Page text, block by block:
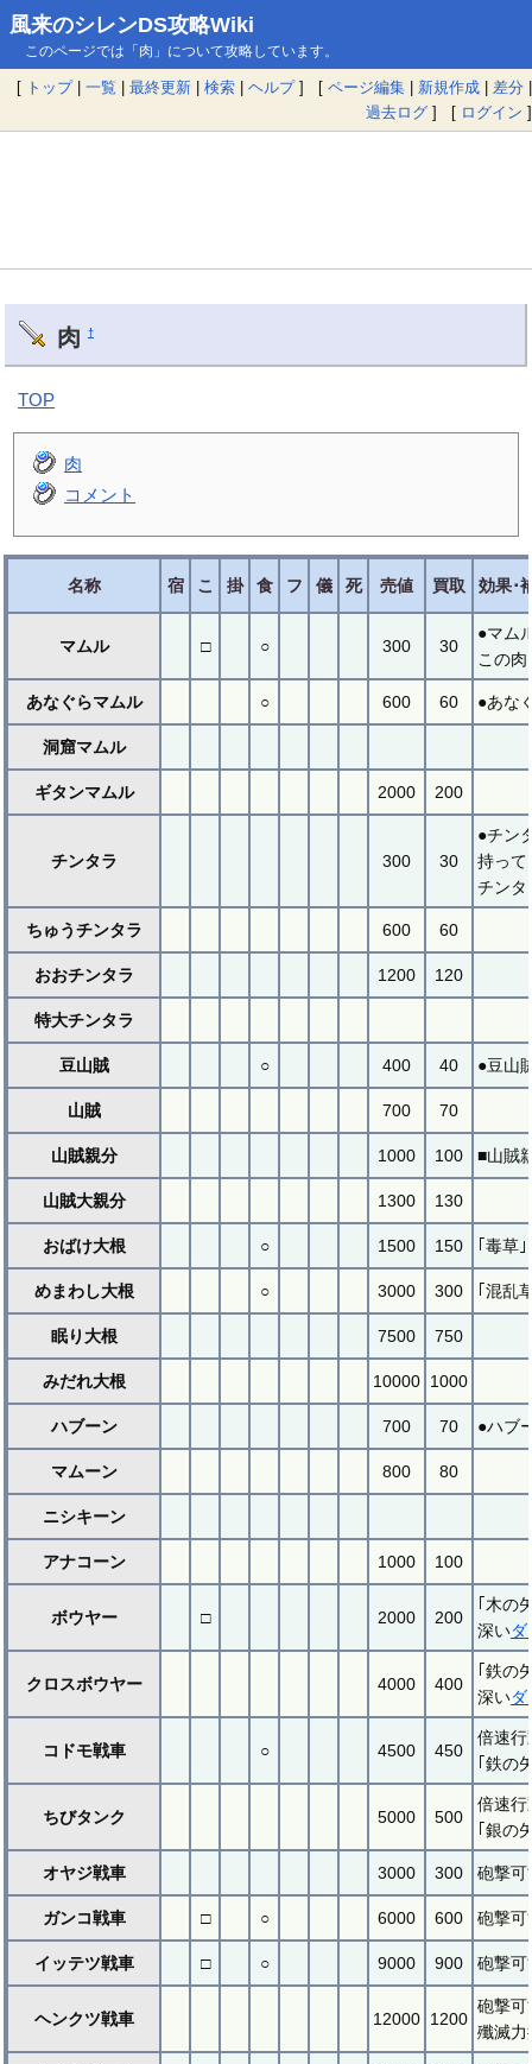
風来のシレンDS攻略Wiki
このページでは「肉」について攻略しています。
[ トップ| 一覧 | 最終更新 | 検索 | ヘルプ] [ ページ編集 | 新規作成 | 差分 |
過去ログ ] [ ログイン ]
肉 †
TOP
肉
コメント
名称 宿 こ 掛 食 フ 儀 死 売値 買取 効果･
マムル □ ○ 300 30
●マム
この
あなぐらマムル ○ 600 60 ●あな
洞窟マムル
ギタンマムル 2000 200
チンタラ 300 30
●チン
持って
チンタ
ちゅうチンタラ 600 60
おおチンタラ 1200 120
特大チンタラ
豆山賊 ○ 400 40 ●豆山
山賊 700 70
山賊親分 1000 100 ■山賊
山賊大親分 1300 130
おばけ大根 ○ 1500 150 ｢毒草
めまわし大根 ○ 3000 300 ｢混乱
眠り大根 7500 750
みだれ大根 10000 1000
ハブーン 700 70 ●ハブ
マムーン 800 80
ニシキーン
アナコーン 1000 100
ボウヤー □ 2000 200
｢木の
深いダ
クロスボウヤー 4000 400
｢鉄の
深いダ
コドモ戦車 ○ 4500 450
倍速行
｢鉄の
ちびタンク 5000 500
倍速行
｢銀の
オヤジ戦車 3000 300 砲撃可
ガンコ戦車 □ ○ 6000 600 砲撃可
イッテツ戦車 □ ○ 9000 900 砲撃可
ヘンクツ戦車 12000 1200
砲撃可
殲滅力